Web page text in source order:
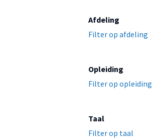
Afdeling
Filter op afdeling
Opleiding
Filter op opleiding
Taal
Filter op taal